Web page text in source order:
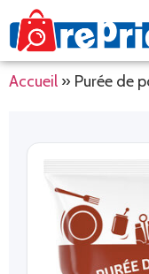
Accueil » Purée de